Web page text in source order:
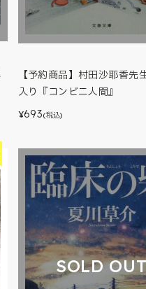
【予約商品】村田沙耶香先
入り『コンビニ人間』
¥693(税込)
SOLD